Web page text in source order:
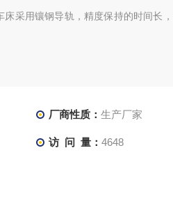
采用镶钢导轨，精度保持的时间长
厂商性质： 生产厂家
访 问 量： 4648